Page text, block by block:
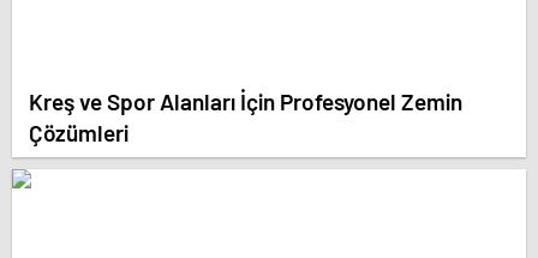
Kreş ve Spor Alanları İçin Profesyonel Zemin
Çözümleri